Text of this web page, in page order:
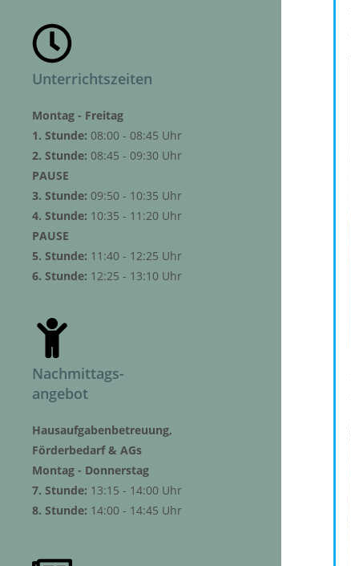
Unterrichtszeiten
Montag - Freitag
1. Stunde: 08:00 - 08:45 Uhr
2. Stunde: 08:45 - 09:30 Uhr
PAUSE
3. Stunde: 09:50 - 10:35 Uhr
4. Stunde: 10:35 - 11:20 Uhr
PAUSE
5. Stunde: 11:40 - 12:25 Uhr
6. Stunde: 12:25 - 13:10 Uhr
Nachmittags-
angebot
Hausaufgabenbetreuung,
Förderbedarf & AGs
Montag - Donnerstag
7. Stunde: 13:15 - 14:00 Uhr
8. Stunde: 14:00 - 14:45 Uhr